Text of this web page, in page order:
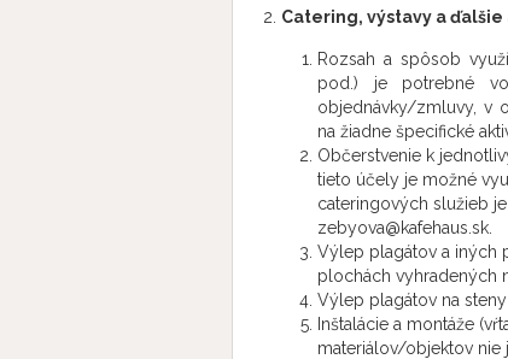
Catering, výstavy a
Rozsah a spôsob
pod.) je potrebné
objednávky/zmluvy, v
na žiadne špecifické
Občerstvenie k
tieto účely je možné
cateringových služieb
zebyova@kafehaus.sk.
Výlep plagátov a iných
plochách vyhradených
Výlep plagátov na
Inštalácie a montáže
materiálov/objektov nie